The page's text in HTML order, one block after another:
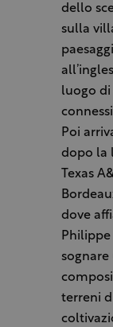
dello
sulla
luogo
Poi
dopo la
Texas
dove
sognare
terreni